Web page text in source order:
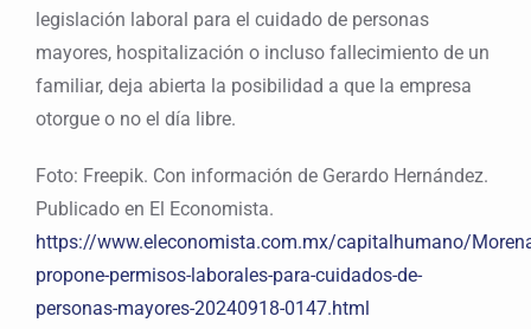
legislación laboral para el cuidado de personas
mayores, hospitalización o incluso fallecimiento de un
familiar, deja abierta la posibilidad a que la empresa
otorgue o no el día libre.
Foto: Freepik. Con información de Gerardo Hernández.
Publicado en El Economista.
https://www.eleconomista.com.mx/capitalhumano/
propone-permisos-laborales-para-cuidados-de-
personas-mayores-20240918-0147.html